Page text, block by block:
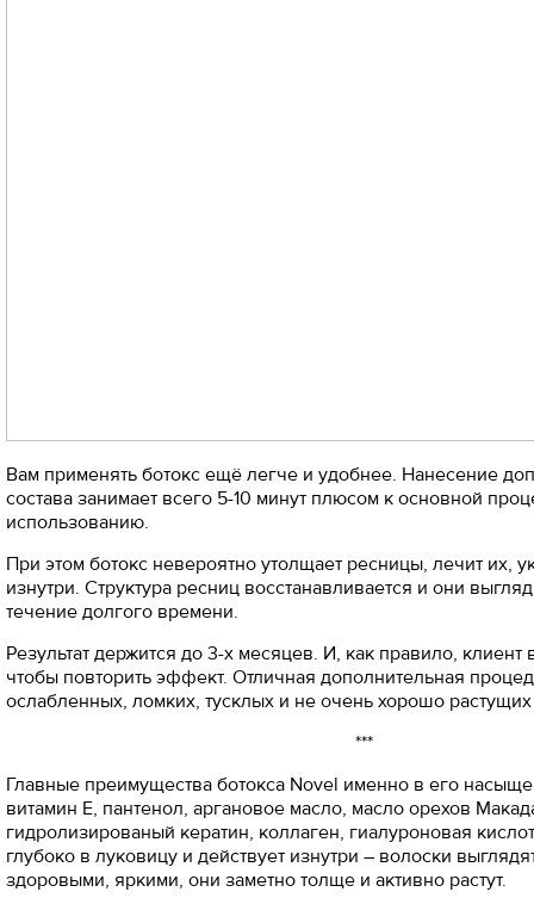
Вам применять ботокс ещё легче и удобнее. Нанесение
состава занимает всего 5-10 минут плюсом к основной
использованию.⠀
При этом ботокс невероятно утолщает ресницы, лечит их,
изнутри. Структура ресниц восстанавливается и они
течение долгого времени.
Результат держится до 3-х месяцев. И, как правило, клиент
чтобы повторить эффект. Отличная дополнительная
ослабленных, ломких, тусклых и не очень хорошо
***
Главные преимущества ботокса Novel именно в его
витамин Е, пантенол, аргановое масло, масло орехов
гидролизированый кератин, коллаген, гиалуроновая
глубоко в луковицу и действует изнутри – волоски
здоровыми, яркими, они заметно толще и активно растут.⠀